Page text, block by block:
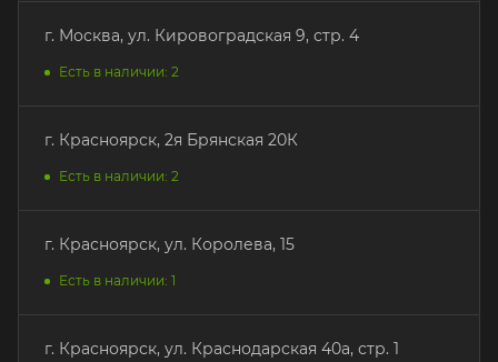
г. Москва, ул. Кировоградская 9, стр. 4
Есть в наличии: 2
г. Красноярск, 2я Брянская 20К
Есть в наличии: 2
г. Красноярск, ул. Королева, 15
Есть в наличии: 1
г. Красноярск, ул. Краснодарская 40а, стр. 1